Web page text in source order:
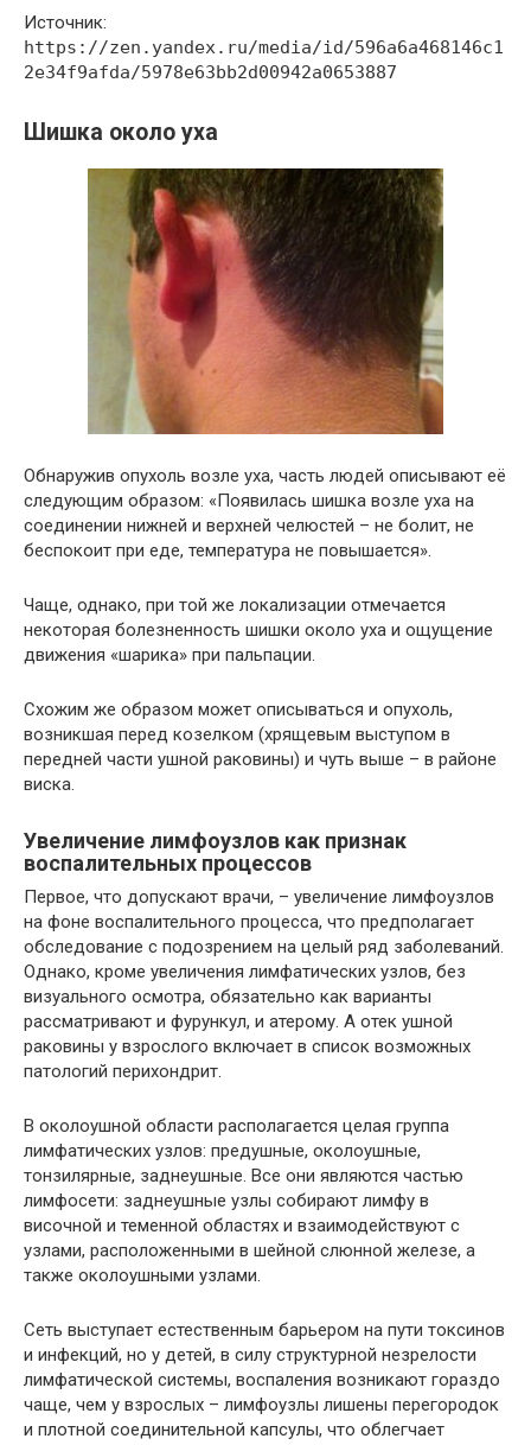
Источник:
https://zen.yandex.ru/media/id/596a6a468146c1
2e34f9afda/5978e63bb2d00942a0653887
Шишка около уха
Обнаружив опухоль возле уха, часть людей описывают её
следующим образом: «Появилась шишка возле уха на
соединении нижней и верхней челюстей – не болит, не
беспокоит при еде, температура не повышается».
Чаще, однако, при той же локализации отмечается
некоторая болезненность шишки около уха и ощущение
движения «шарика» при пальпации.
Схожим же образом может описываться и опухоль,
возникшая перед козелком (хрящевым выступом в
передней части ушной раковины) и чуть выше – в районе
виска.
Увеличение лимфоузлов как признак
воспалительных процессов
Первое, что допускают врачи, – увеличение лимфоузлов
на фоне воспалительного процесса, что предполагает
обследование с подозрением на целый ряд заболеваний.
Однако, кроме увеличения лимфатических узлов, без
визуального осмотра, обязательно как варианты
рассматривают и фурункул, и атерому. А отек ушной
раковины у взрослого включает в список возможных
патологий перихондрит.
В околоушной области располагается целая группа
лимфатических узлов: предушные, околоушные,
тонзилярные, заднеушные. Все они являются частью
лимфосети: заднеушные узлы собирают лимфу в
височной и теменной областях и взаимодействуют с
узлами, расположенными в шейной слюнной железе, а
также околоушными узлами.
Сеть выступает естественным барьером на пути токсинов
и инфекций, но у детей, в силу структурной незрелости
лимфатической системы, воспаления возникают гораздо
чаще, чем у взрослых – лимфоузлы лишены перегородок
и плотной соединительной капсулы, что облегчает